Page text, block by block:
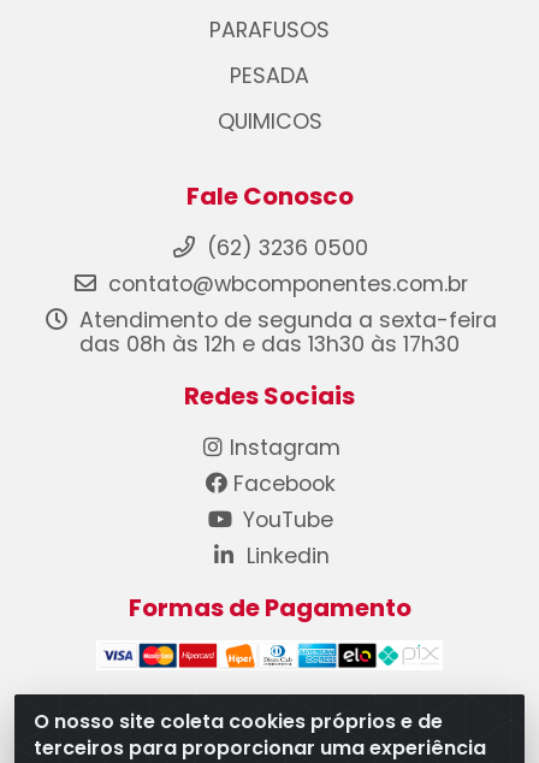
O nosso site coleta cookies próprios e de
terceiros para proporcionar uma experiência
PARAFUSOS
PESADA
QUIMICOS
Fale Conosco
(62) 3236 0500
contato@wbcomponentes.com.br
Atendimento de segunda a sexta-feira
das 08h às 12h e das 13h30 às 17h30
Redes Sociais
Instagram
Facebook
YouTube
Linkedin
Formas de Pagamento
WB Componentes Automotivos LTDA - CNPJ